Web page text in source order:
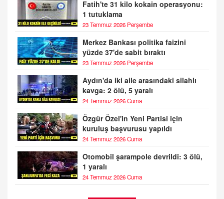
Fatih'te 31 kilo kokain operasyonu:
1 tutuklama
23 Temmuz 2026 Perşembe
Merkez Bankası politika faizini
yüzde 37'de sabit bıraktı
23 Temmuz 2026 Perşembe
Aydın'da iki aile arasındaki silahlı
kavga: 2 ölü, 5 yaralı
24 Temmuz 2026 Cuma
Özgür Özel'in Yeni Partisi için
kuruluş başvurusu yapıldı
24 Temmuz 2026 Cuma
Otomobil şarampole devrildi: 3 ölü,
1 yaralı
24 Temmuz 2026 Cuma